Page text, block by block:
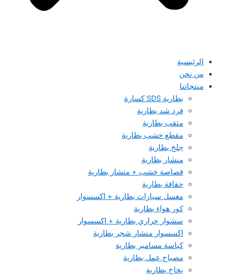
الرئيسية
من نحن
منتجاتنا
بطارية SDS كسارة
فرد شد بطارية
مثقب بطارية
مقطع خشب بطارية
جلخ بطارية
منشار بطارية
قصاصة خشب + منشار بطارية
حفافة بطارية
مغسل سيارات بطارية + اكسسوار
كور هواء بطارية
سشوار حراري بطارية + اكسسوار
اكسسوار منشار شجر بطارية
كباسة مسامير بطارية
مصباح عمل بطارية
بخاخ بطارية